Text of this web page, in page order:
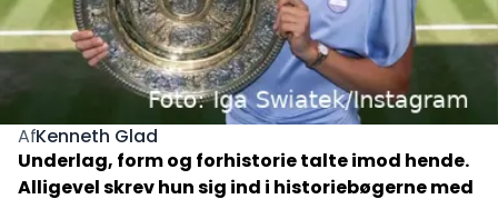
AfKenneth Glad
Underlag, form og forhistorie talte imod hende.
Alligevel skrev hun sig ind i historiebøgerne med